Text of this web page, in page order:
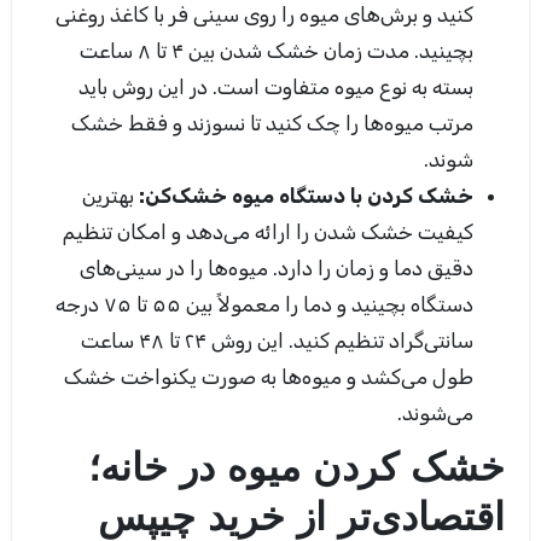
کنید و برش‌های میوه را روی سینی فر با کاغذ روغنی
بچینید. مدت زمان خشک شدن بین ۴ تا ۸ ساعت
بسته به نوع میوه متفاوت است. در این روش باید
مرتب میوه‌ها را چک کنید تا نسوزند و فقط خشک
شوند.
خشک کردن با دستگاه میوه خشک‌کن: بهترین
کیفیت خشک شدن را ارائه می‌دهد و امکان تنظیم
دقیق دما و زمان را دارد. میوه‌ها را در سینی‌های
دستگاه بچینید و دما را معمولاً بین ۵۵ تا ۷۵ درجه
سانتی‌گراد تنظیم کنید. این روش ۲۴ تا ۴۸ ساعت
طول می‌کشد و میوه‌ها به صورت یکنواخت خشک
می‌شوند.
خشک کردن میوه در خانه؛
اقتصادی‌تر از خرید چیپس